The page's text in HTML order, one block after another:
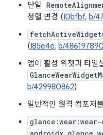
단일
정렬 변경 (I0bfbf, b/
(I85e4e, b/486197890
앱이 활성 위젯과 타일
b/429980862)
일반적인 원격 컴포저
glance:wear:wear-